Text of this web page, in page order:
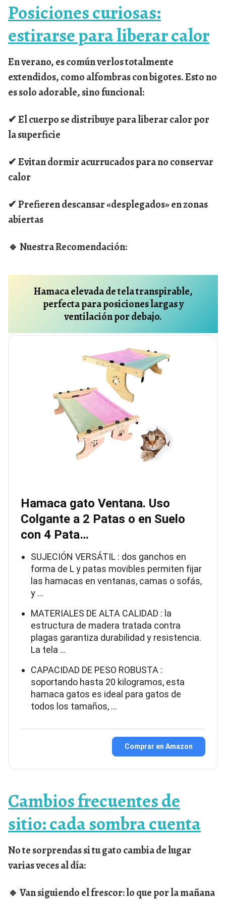
Posiciones curiosas:
estirarse para liberar calor
En verano, es común verlos totalmente
extendidos, como alfombras con bigotes. Esto no
es solo adorable, sino funcional:
✔ El cuerpo se distribuye para liberar calor por
la superficie
✔ Evitan dormir acurrucados para no conservar
calor
✔ Prefieren descansar «desplegados» en zonas
abiertas
🔹 Nuestra Recomendación:
Hamaca elevada de tela transpirable,
perfecta para posiciones largas y
ventilación por debajo.
Hamaca gato Ventana. Uso
Colgante a 2 Patas o en Suelo
con 4 Pata…
SUJECIÓN VERSÁTIL : dos ganchos en
forma de L y patas movibles permiten fijar
las hamacas en ventanas, camas o sofás,
y …
MATERIALES DE ALTA CALIDAD : la
estructura de madera tratada contra
plagas garantiza durabilidad y resistencia.
La tela …
CAPACIDAD DE PESO ROBUSTA :
soportando hasta 20 kilogramos, esta
hamaca gatos es ideal para gatos de
todos los tamaños, …
Comprar en Amazon
Cambios frecuentes de
sitio: cada sombra cuenta
No te sorprendas si tu gato cambia de lugar
varias veces al día:
🔹 Van siguiendo el frescor: lo que por la mañana